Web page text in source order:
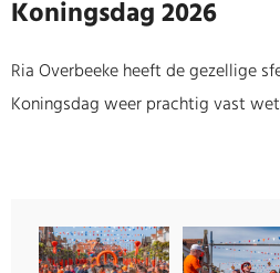
Koningsdag 2026
Ria Overbeeke heeft de gezellige
Koningsdag weer prachtig vast